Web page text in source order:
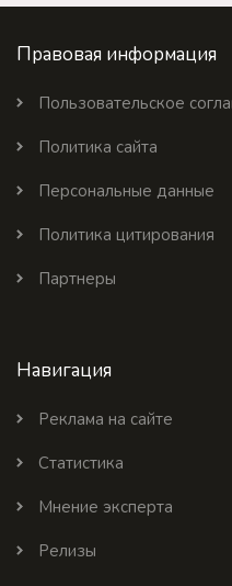
Правовая информация
Пользовательское
Политика сайта
Персональные данные
Политика цитирования
Партнеры
Навигация
Реклама на сайте
Статистика
Мнение эксперта
Релизы